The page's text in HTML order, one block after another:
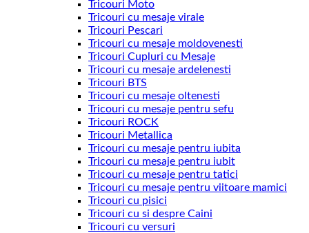
Tricouri Moto
Tricouri cu mesaje virale
Tricouri Pescari
Tricouri cu mesaje moldovenesti
Tricouri Cupluri cu Mesaje
Tricouri cu mesaje ardelenesti
Tricouri BTS
Tricouri cu mesaje oltenesti
Tricouri cu mesaje pentru sefu
Tricouri ROCK
Tricouri Metallica
Tricouri cu mesaje pentru iubita
Tricouri cu mesaje pentru iubit
Tricouri cu mesaje pentru tatici
Tricouri cu mesaje pentru viitoare mamici
Tricouri cu pisici
Tricouri cu si despre Caini
Tricouri cu versuri